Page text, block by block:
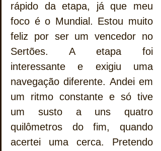
rápido da etapa, já que meu
foco é o Mundial. Estou muito
feliz por ser um vencedor no
Sertões. A etapa foi
interessante e exigiu uma
navegação diferente. Andei em
um ritmo constante e só tive
um susto a uns quatro
quilômetros do fim, quando
acertei uma cerca. Pretendo